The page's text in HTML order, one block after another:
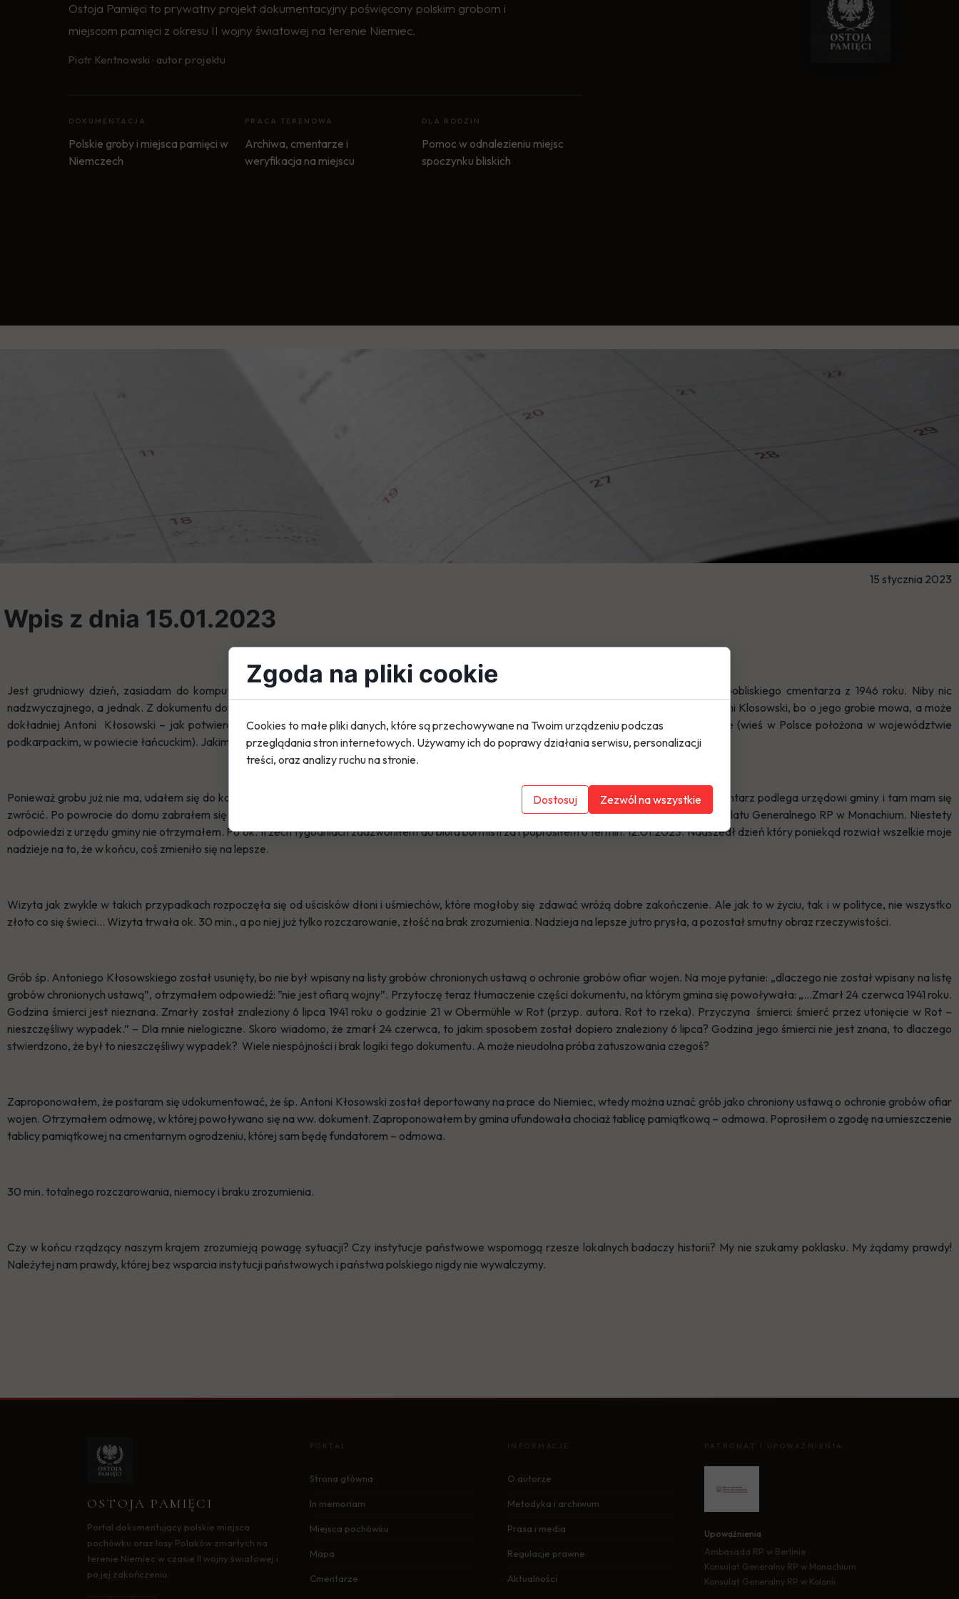
Ostoja Pamięci to prywatny projekt dokumentacyjny poświęcony polskim grobom i
miejscom pamięci z okresu II wojny światowej na terenie Niemiec.
Piotr Kentnowski · autor projektu
DOKUMENTACJA
Polskie groby i miejsca pamięci w
Niemczech
PRACA TERENOWA
Archiwa, cmentarze i
weryfikacja na miejscu
DLA RODZIN
Pomoc w odnalezieniu miejsc
spoczynku bliskich
15 stycznia 2023
Wpis z dnia 15.01.2023
Jest grudniowy dzień, zasiadam do komputera i przeglądam archiwa niemieckie. W dokumentach odkrywam, jak się później okazuje plan pobliskiego cmentarza z 1946 roku. Niby nic
nadzwyczajnego, a jednak. Z dokumentu dowiaduję się, że na cmentarzu, który kilka razy odwiedziłem, znajdował się kiedyś grób Polaka. Antoni Klosowski, bo o jego grobie mowa, a może
dokładniej Antoni Kłosowski – jak potwierdził urząd stanu cywilnego z miejscowości gdzie się urodził. Urodził się 28.10.1919 roku w Rakszawie (wieś w Polsce położona w województwie
podkarpackim, w powiecie łańcuckim). Jakimś „cudem” znalazł się w nazistowskich Niemczech w Obermühle.
Ponieważ grobu już nie ma, udałem się do kancelarii parafialnej by wyjaśnić przyczynę usunięcia grobu. Pracownica kancelarii stwierdziła, że cmentarz podlega urzędowi gminy i tam mam się
zwrócić. Po powrocie do domu zabrałem się do pisania maila do urzędu gminy. Do maila dołączyłem dokument archiwalny i upoważnienie z Konsulatu Generalnego RP w Monachium. Niestety
odpowiedzi z urzędu gminy nie otrzymałem. Po ok. trzech tygodniach zadzwoniłem do biura burmistrza i poprosiłem o termin. 12.01.2023. Nadszedł dzień który poniekąd rozwiał wszelkie moje
nadzieje na to, że w końcu, coś zmieniło się na lepsze.
Wizyta jak zwykle w takich przypadkach rozpoczęła się od uścisków dłoni i uśmiechów, które mogłoby się zdawać wróżą dobre zakończenie. Ale jak to w życiu, tak i w polityce, nie wszystko
złoto co się świeci… Wizyta trwała ok. 30 min., a po niej już tylko rozczarowanie, złość na brak zrozumienia. Nadzieja na lepsze jutro prysła, a pozostał smutny obraz rzeczywistości.
Grób śp. Antoniego Kłosowskiego został usunięty, bo nie był wpisany na listy grobów chronionych ustawą o ochronie grobów ofiar wojen. Na moje pytanie: „dlaczego nie został wpisany na listę
grobów chronionych ustawą”, otrzymałem odpowiedź: ”nie jest ofiarą wojny”. Przytoczę teraz tłumaczenie części dokumentu, na którym gmina się powoływała: „…Zmarł 24 czerwca 1941 roku.
Godzina śmierci jest nieznana. Zmarły został znaleziony 6 lipca 1941 roku o godzinie 21 w Obermühle w Rot (przyp. autora. Rot to rzeka). Przyczyna śmierci: śmierć przez utonięcie w Rot –
nieszczęśliwy wypadek.” – Dla mnie nielogiczne. Skoro wiadomo, że zmarł 24 czerwca, to jakim sposobem został dopiero znaleziony 6 lipca? Godzina jego śmierci nie jest znana, to dlaczego
stwierdzono, że był to nieszczęśliwy wypadek? Wiele niespójności i brak logiki tego dokumentu. A może nieudolna próba zatuszowania czegoś?
Zaproponowałem, że postaram się udokumentować, że śp. Antoni Kłosowski został deportowany na prace do Niemiec, wtedy można uznać grób jako chroniony ustawą o ochronie grobów ofiar
wojen. Otrzymałem odmowę, w której powoływano się na ww. dokument. Zaproponowałem by gmina ufundowała chociaż tablicę pamiątkową – odmowa. Poprosiłem o zgodę na umieszczenie
tablicy pamiątkowej na cmentarnym ogrodzeniu, której sam będę fundatorem – odmowa.
30 min. totalnego rozczarowania, niemocy i braku zrozumienia.
Czy w końcu rządzący naszym krajem zrozumieją powagę sytuacji? Czy instytucje państwowe wspomogą rzesze lokalnych badaczy historii? My nie szukamy poklasku. My żądamy prawdy!
Należytej nam prawdy, której bez wsparcia instytucji państwowych i państwa polskiego nigdy nie wywalczymy.
OSTOJA PAMIĘCI
Portal dokumentujący polskie miejsca
pochówku oraz losy Polaków zmarłych na
terenie Niemiec w czasie II wojny światowej i
po jej zakończeniu.
PORTAL
Strona główna
In memoriam
Miejsca pochówku
Mapa
Cmentarze
INFORMACJE
O autorze
Metodyka i archiwum
Prasa i media
Regulacje prawne
Aktualności
PATRONAT I UPOWAŻNIENIA
Upoważnienia
Ambasada RP w Berlinie
Konsulat Generalny RP w Monachium
Konsulat Generalny RP w Kolonii
Zgoda na pliki cookie
Cookies to małe pliki danych, które są przechowywane na Twoim urządzeniu podczas
przeglądania stron internetowych. Używamy ich do poprawy działania serwisu, personalizacji
treści, oraz analizy ruchu na stronie.
Dostosuj Zezwól na wszystkie